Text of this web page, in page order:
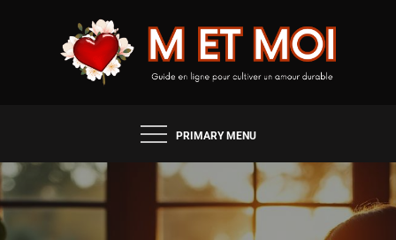
PRIMARY MENU